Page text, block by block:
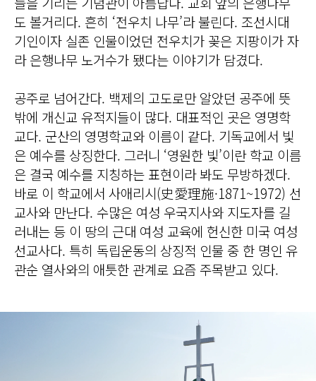
도 볼거리다. 흔히 ‘전우치 나무’라 불린다. 조선시대
기인이자 실존 인물이었던 전우치가 꽂은 지팡이가 자
라 은행나무 노거수가 됐다는 이야기가 담겼다.
공주로 넘어간다. 백제의 고도로만 알았던 공주에 뜻
밖에 개신교 유적지들이 많다. 대표적인 곳은 영명학
교다. 군산의 영명학교와 이름이 같다. 기독교에서 빛
은 예수를 상징한다. 그러니 ‘영원한 빛’이란 학교 이름
은 결국 예수를 지칭하는 표현이라 봐도 무방하겠다.
바로 이 학교에서 사애리시(史愛理施·1871~1972) 선
교사와 만난다. 수많은 여성 우국지사와 지도자를 길
러내는 등 이 땅의 근대 여성 교육에 헌신한 미국 여성
선교사다. 특히 독립운동의 상징적 인물 중 한 명인 유
관순 열사와의 애틋한 관계로 요즘 주목받고 있다.